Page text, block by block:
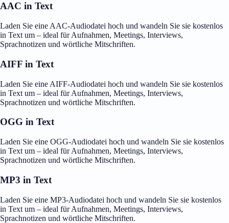
AAC in Text
Laden Sie eine AAC-Audiodatei hoch und wandeln Sie sie kostenlos
in Text um – ideal für Aufnahmen, Meetings, Interviews,
Sprachnotizen und wörtliche Mitschriften.
AIFF in Text
Laden Sie eine AIFF-Audiodatei hoch und wandeln Sie sie kostenlos
in Text um – ideal für Aufnahmen, Meetings, Interviews,
Sprachnotizen und wörtliche Mitschriften.
OGG in Text
Laden Sie eine OGG-Audiodatei hoch und wandeln Sie sie kostenlos
in Text um – ideal für Aufnahmen, Meetings, Interviews,
Sprachnotizen und wörtliche Mitschriften.
MP3 in Text
Laden Sie eine MP3-Audiodatei hoch und wandeln Sie sie kostenlos
in Text um – ideal für Aufnahmen, Meetings, Interviews,
Sprachnotizen und wörtliche Mitschriften.